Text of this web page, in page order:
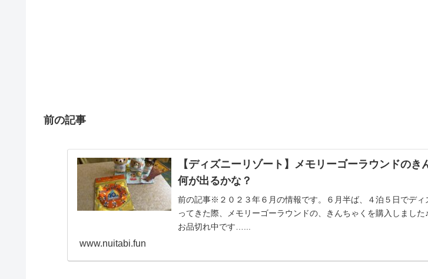
前の記事
【ディズニーリゾート】メモリーゴーラウンドの
何が出るかな？
前の記事※２０２３年６月の情報です。６月半ば、４泊５日でディ
ってきた際、メモリーゴーラウンドの、きんちゃくを購入しまし
お品切れ中です…...
www.nuitabi.fun